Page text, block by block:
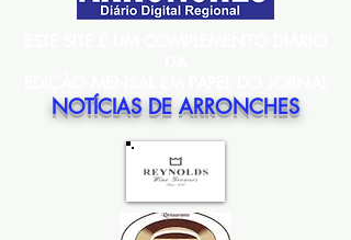
NOTÍCIAS DE ARRONCHES